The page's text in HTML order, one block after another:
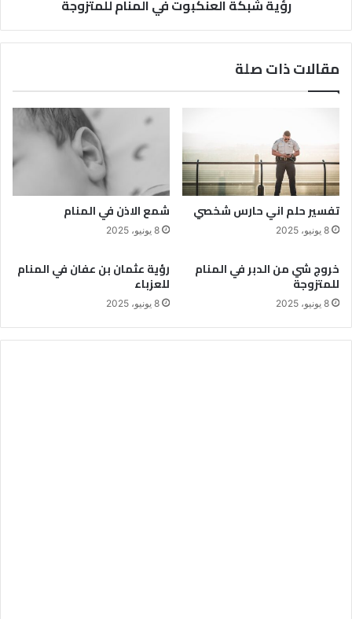
رؤية شبكة العنكبوت في المنام للمتزوجة
مقالات ذات صلة
تفسير حلم اني حارس شخصي
8 يونيو، 2025
شمع الاذن في المنام
8 يونيو، 2025
خروج شي من الدبر في المنام
للمتزوجة
8 يونيو، 2025
رؤية عثمان بن عفان في المنام
للعزباء
8 يونيو، 2025